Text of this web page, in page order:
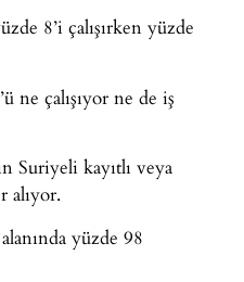
8’i çalışırken yüzde
ne çalışıyor ne de iş
Suriyeli kayıtlı veya
alıyor.
yüzde 98